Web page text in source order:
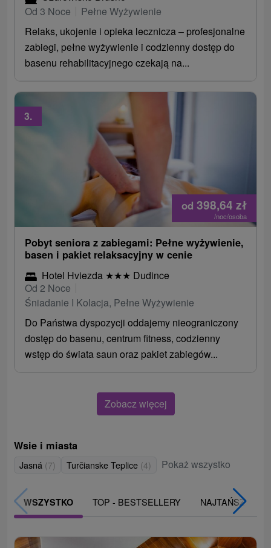
Od 3 Noce
Pełne Wyżywienie
Relaks, ukojenie i opieka lecznicza – profesjonalne
zabiegi, pełne wyżywienie i codzienny dostęp do
basenu rehabilitacyjnego czekają na...
od 398,64 zł
/noc/osoba
3.
Pobyt seniora z zabiegami: Pełne wyżywienie,
basen i pakiet relaksacyjny w cenie
Hotel Hviezda ★★★ Dudince
Od 2 Noce
Śniadanie I Kolacja, Pełne Wyżywienie
Do Państwa dyspozycji oddajemy nieograniczony
dostęp do basenu, centrum fitness, codzienny
wstęp do świata saun oraz pakiet zabiegów...
Zobacz więcej
Wsie i miasta
Jasná (7) Turčianske Teplice (4) Pokaż wszystko
WSZYSTKO TOP - BESTSELLERY NAJTAŃSZE